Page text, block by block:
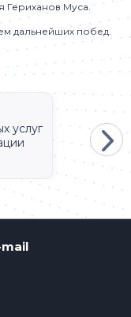
Гериханов Муса.
дальнейших побед.
услуг
mail